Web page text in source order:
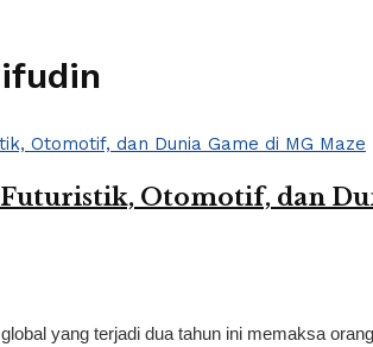
Otomotif, dan
yang terjadi dua tahun ini memaksa